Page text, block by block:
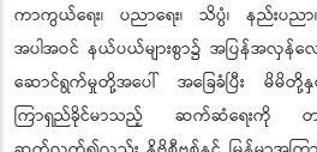
ကာကွယ်ရေး၊ ပညာရေး၊ သိပ္ပံ၊ နည်းပညာ
အပါအဝင် နယ်ပယ်များစွာ၌ အပြန်အလှန်လေး
ဆောင်ရွက်မှုတို့အပေါ် အခြေခံပြီး မိမိတို့
ကြာရှည်ခိုင်မာသည့် ဆက်ဆံရေးကို တည်ဆေ